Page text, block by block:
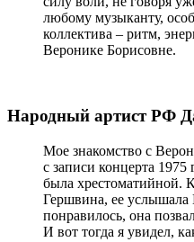
любому музыканту,
коллектива – ритм,
Веронике Борисовне.
Народный артист РФ
Мое знакомство с
с записи концерта 1975
была хрестоматийной.
Гершвина, ее услышала
понравилось, она
И вот тогда я увидел,